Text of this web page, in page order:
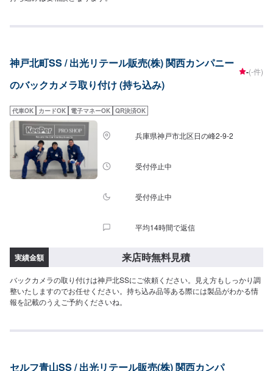
神戸北町SS / 出光リテール販売(株) 関西カンパニー
のバックカメラ取り付け (持ち込み)
-(-件)
代車OK カードOK 電子マネーOK QR決済OK
兵庫県神戸市北区日の峰2-9-2
受付停止中
受付停止中
平均14時間で返信
実績金額 来店時無料見積
バックカメラの取り付けは神戸北SSにご依頼ください。見え方もしっかり調
整いたしますのでお任せください。持ち込み品等ある際には製品がわかる情
報を記載のうえご予約くださいね。
セルフ青山SS / 出光リテール販売(株) 関西カンパ